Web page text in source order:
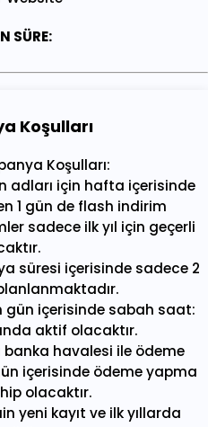
SÜRE:
Koşulları
Koşulları:
adları için hafta içerisinde
1 gün de flash indirim
sadece ilk yıl için geçerli
süresi içerisinde sadece 2
gün içerisinde sabah saat:
aktif olacaktır.
havalesi ile ödeme
içerisinde ödeme yapma
olacaktır.
yeni kayıt ve ilk yıllarda